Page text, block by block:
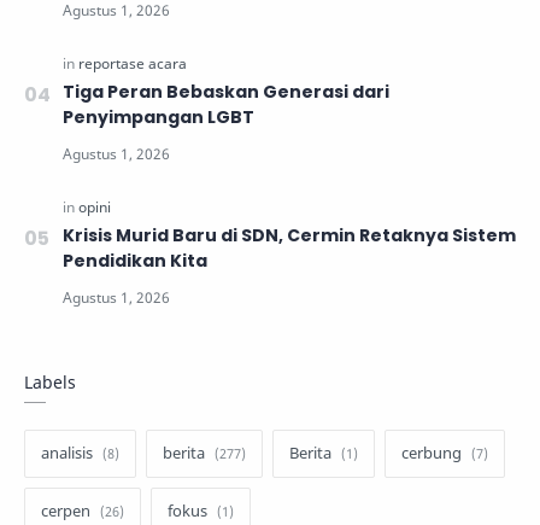
Tiga Peran Bebaskan Generasi dari
Penyimpangan LGBT
Krisis Murid Baru di SDN, Cermin Retaknya Sistem
Pendidikan Kita
Labels
analisis berita Berita cerbung
cerpen fokus